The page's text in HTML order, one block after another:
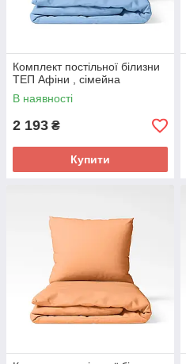
Комплект постільної білизни
ТЕП Афіни , сімейна
В наявності
2 193 ₴
Купити